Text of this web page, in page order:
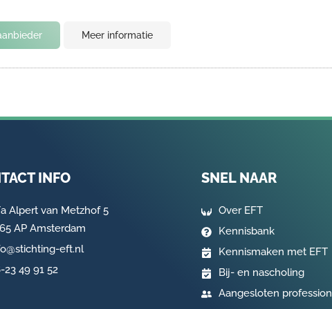
Meer informatie
INFO
Alpert van Metzhof 5
AP Amsterdam
eft.nl
23 49 91 52
SNEL NAAR
Over EFT
Kennisbank
Kennismaken met EFT
Bij- en nascholing
Aangesloten